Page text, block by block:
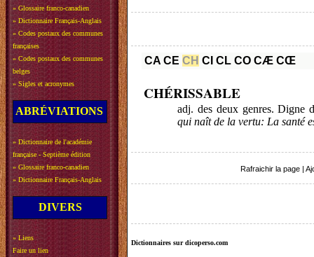
» Glossaire franco-canadien
» Dictionnaire Français-Anglais
» Codes postaux des communes
françaises
» Codes postaux des communes
belges
» Sigles et acronymes
ABRÉVIATIONS
» Dictionnaire de l'académie
française - Septième édition
» Glossaire franco-canadien
» Dictionnaire Français-Anglais
DIVERS
» Liens
Faire un lien
CA CE CH CI CL CO CÆ CŒ
CHÉRISSABLE
adj. des deux genres. Digne
qui naît de la vertu: La santé
Rafraichir la page
Dictionnaires sur dicoperso.com